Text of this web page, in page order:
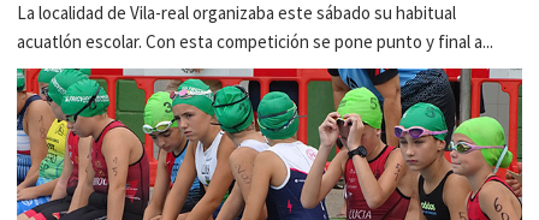
La localidad de Vila-real organizaba este sábado su habitual
acuatlón escolar. Con esta competición se pone punto y final a...